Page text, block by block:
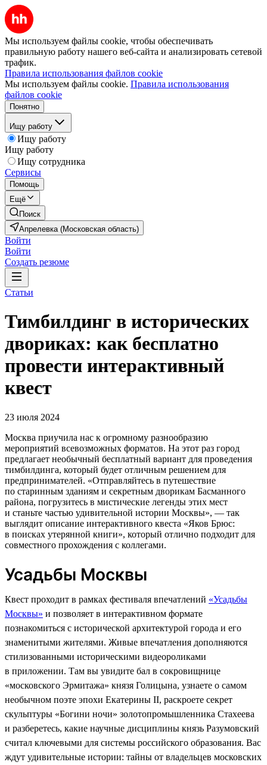
Мы используем файлы cookie, чтобы обеспечивать
правильную работу нашего веб-сайта и анализировать сетевой
трафик.
Правила использования файлов cookie
Мы используем файлы cookie. Правила использования
файлов cookie
Понятно
Ищу работу
Ищу работу
Ищу работу
Ищу сотрудника
Сервисы
Помощь
Ещё
Поиск
Апрелевка (Московская область)
Войти
Войти
Создать резюме
Статьи
Тимбилдинг в исторических
двориках: как бесплатно
провести интерактивный
квест
23 июля 2024
Москва приучила нас к огромному разнообразию
мероприятий всевозможных форматов. На этот раз город
предлагает необычный бесплатный вариант для проведения
тимбилдинга, который будет отличным решением для
предпринимателей. «Отправляйтесь в путешествие
по старинным зданиям и секретным дворикам Басманного
района, погрузитесь в мистические легенды этих мест
и станьте частью удивительной истории Москвы», — так
выглядит описание интерактивного квеста «Яков Брюс:
в поисках утерянной книги», который отлично подходит для
совместного прохождения с коллегами.
Усадьбы Москвы
Квест проходит в рамках фестиваля впечатлений «Усадьбы
Москвы» и позволяет в интерактивном формате
познакомиться с исторической архитектурой города и его
знаменитыми жителями. Живые впечатления дополняются
стилизованными историческими видеороликами
в приложении. Там вы увидите бал в сокровищнице
«московского Эрмитажа» князя Голицына, узнаете о самом
необычном поэте эпохи Екатерины II, раскроете секрет
скульптуры «Богини ночи» золотопромышленника Стахеева
и разберетесь, какие научные дисциплины князь Разумовский
считал ключевыми для системы российского образования. Вас
ждут удивительные истории: тайны от владельцев московских